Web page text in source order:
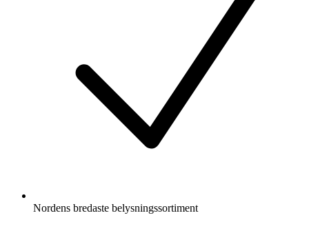
Nordens bredaste belysningssortiment